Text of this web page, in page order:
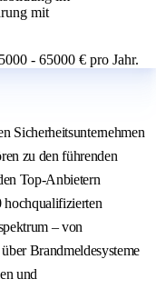
mit
- 65000 € pro Jahr.
Sicherheitsunternehmen
zu den führenden
Top-Anbietern
hochqualifizierten
– von
Brandmeldesysteme
und